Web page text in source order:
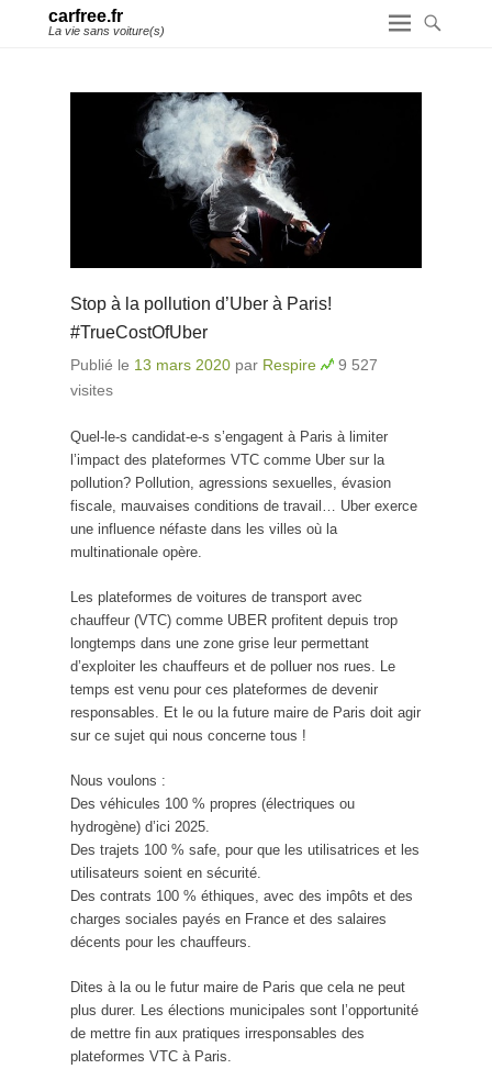
carfree.fr
La vie sans voiture(s)
Stop à la pollution d’Uber à Paris!
#TrueCostOfUber
Publié le 13 mars 2020 par Respire
9 527
visites
Quel-le-s candidat-e-s s’engagent à Paris à limiter
l’impact des plateformes VTC comme Uber sur la
pollution? Pollution, agressions sexuelles, évasion
fiscale, mauvaises conditions de travail… Uber exerce
une influence néfaste dans les villes où la
multinationale opère.
Les plateformes de voitures de transport avec
chauffeur (VTC) comme UBER profitent depuis trop
longtemps dans une zone grise leur permettant
d’exploiter les chauffeurs et de polluer nos rues. Le
temps est venu pour ces plateformes de devenir
responsables. Et le ou la future maire de Paris doit agir
sur ce sujet qui nous concerne tous !
Nous voulons :
Des véhicules 100 % propres (électriques ou
hydrogène) d’ici 2025.
Des trajets 100 % safe, pour que les utilisatrices et les
utilisateurs soient en sécurité.
Des contrats 100 % éthiques, avec des impôts et des
charges sociales payés en France et des salaires
décents pour les chauffeurs.
Dites à la ou le futur maire de Paris que cela ne peut
plus durer. Les élections municipales sont l’opportunité
de mettre fin aux pratiques irresponsables des
plateformes VTC à Paris.